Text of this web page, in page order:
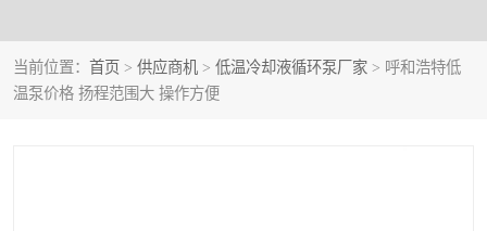
当前位置： 首页 > 供应商机 > 低温冷却液循环泵厂家 > 呼和浩特低
温泵价格 扬程范围大 操作方便